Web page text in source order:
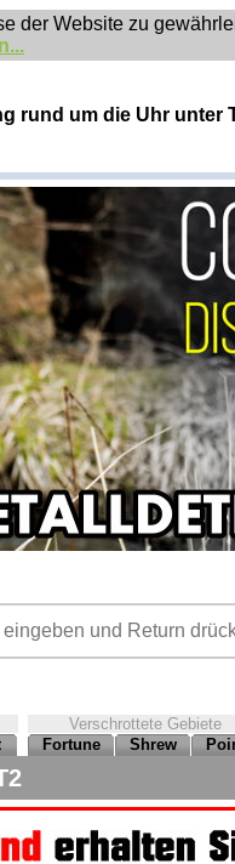
der Website zu
rund um die Uhr unter
Verschrottete Gebiete
Fortune Shrew